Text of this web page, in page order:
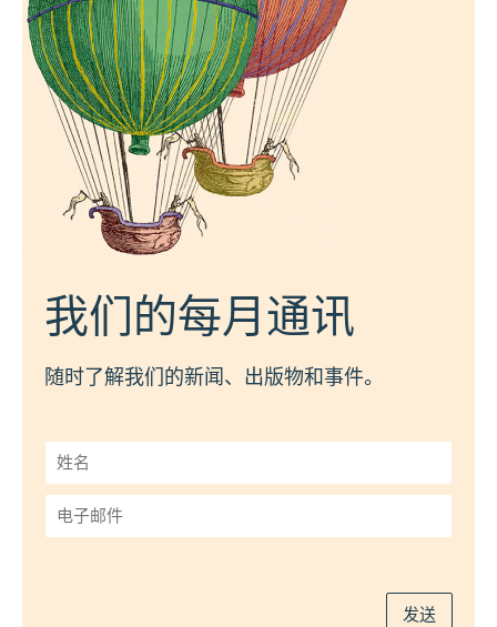
我们的每月通讯
随时了解我们的新闻、出版物和事件。
姓
名
*
子
发送